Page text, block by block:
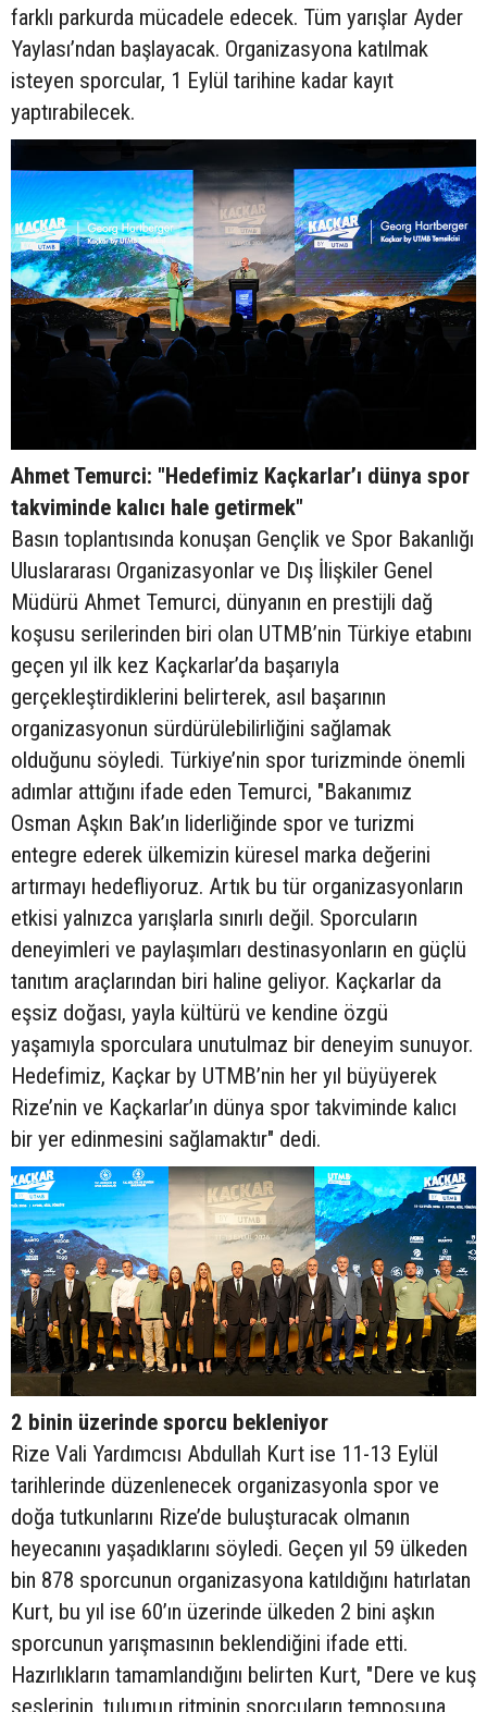
farklı parkurda mücadele edecek. Tüm yarışlar Ayder
Yaylası’ndan başlayacak. Organizasyona katılmak
isteyen sporcular, 1 Eylül tarihine kadar kayıt
yaptırabilecek.
Ahmet Temurci: "Hedefimiz Kaçkarlar’ı dünya spor
takviminde kalıcı hale getirmek"
Basın toplantısında konuşan Gençlik ve Spor Bakanlığı
Uluslararası Organizasyonlar ve Dış İlişkiler Genel
Müdürü Ahmet Temurci, dünyanın en prestijli dağ
koşusu serilerinden biri olan UTMB’nin Türkiye etabını
geçen yıl ilk kez Kaçkarlar’da başarıyla
gerçekleştirdiklerini belirterek, asıl başarının
organizasyonun sürdürülebilirliğini sağlamak
olduğunu söyledi. Türkiye’nin spor turizminde önemli
adımlar attığını ifade eden Temurci, "Bakanımız
Osman Aşkın Bak’ın liderliğinde spor ve turizmi
entegre ederek ülkemizin küresel marka değerini
artırmayı hedefliyoruz. Artık bu tür organizasyonların
etkisi yalnızca yarışlarla sınırlı değil. Sporcuların
deneyimleri ve paylaşımları destinasyonların en güçlü
tanıtım araçlarından biri haline geliyor. Kaçkarlar da
eşsiz doğası, yayla kültürü ve kendine özgü
yaşamıyla sporculara unutulmaz bir deneyim sunuyor.
Hedefimiz, Kaçkar by UTMB’nin her yıl büyüyerek
Rize’nin ve Kaçkarlar’ın dünya spor takviminde kalıcı
bir yer edinmesini sağlamaktır" dedi.
2 binin üzerinde sporcu bekleniyor
Rize Vali Yardımcısı Abdullah Kurt ise 11-13 Eylül
tarihlerinde düzenlenecek organizasyonla spor ve
doğa tutkunlarını Rize’de buluşturacak olmanın
heyecanını yaşadıklarını söyledi. Geçen yıl 59 ülkeden
bin 878 sporcunun organizasyona katıldığını hatırlatan
Kurt, bu yıl ise 60’ın üzerinde ülkeden 2 bini aşkın
sporcunun yarışmasının beklendiğini ifade etti.
Hazırlıkların tamamlandığını belirten Kurt, "Dere ve kuş
seslerinin, tulumun ritminin sporcuların temposuna